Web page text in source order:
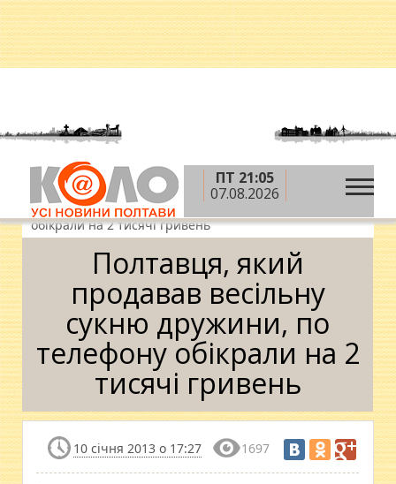
ПТ 21:05
07.08.2026
Головна » Новини » Ситуація »Полтавця,
який продавав весільну сукню дружини, по телефону
обікрали на 2 тисячі гривень
Полтавця, який
продавав весільну
сукню дружини, по
телефону обікрали на 2
тисячі гривень
10 січня 2013 о 17:27 1697